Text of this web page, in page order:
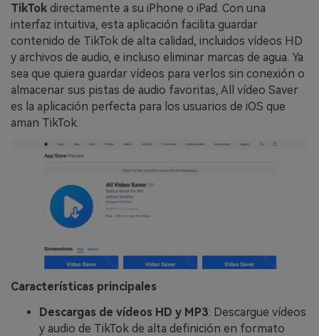
TikTok directamente a su iPhone o iPad. Con una
interfaz intuitiva, esta aplicación facilita guardar
contenido de TikTok de alta calidad, incluidos vídeos HD
y archivos de audio, e incluso eliminar marcas de agua. Ya
sea que quiera guardar vídeos para verlos sin conexión o
almacenar sus pistas de audio favoritas, All vídeo Saver
es la aplicación perfecta para los usuarios de iOS que
aman TikTok.
Características principales
Descargas de vídeos HD y MP3: Descargue vídeos
y audio de TikTok de alta definición en formato